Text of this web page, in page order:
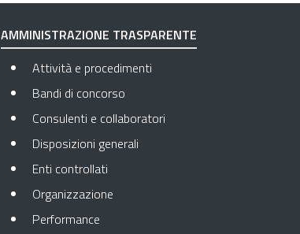
AMMINISTRAZIONE TRASPARENTE
Attività e procedimenti
Bandi di concorso
Consulenti e collaboratori
Disposizioni generali
Enti controllati
Organizzazione
Performance